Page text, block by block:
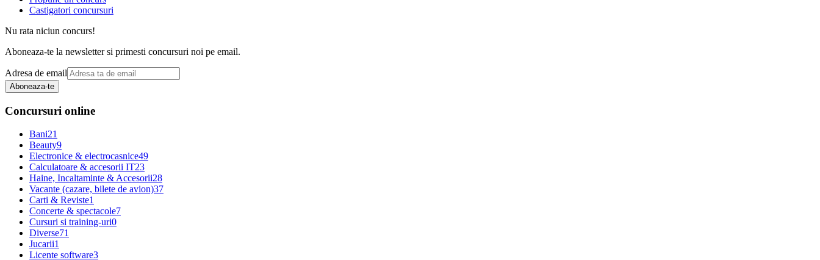
Castigatori concursuri
Nu rata niciun concurs!
Aboneaza-te la newsletter si primesti concursuri noi pe email.
Adresa de email
Aboneaza-te
Concursuri online
Bani21
Beauty9
Electronice & electrocasnice49
Calculatoare & accesorii IT23
Haine, Incaltaminte & Accesorii28
Vacante (cazare, bilete de avion)37
Carti & Reviste1
Concerte & spectacole7
Cursuri si training-uri0
Diverse71
Jucarii1
Licente software3